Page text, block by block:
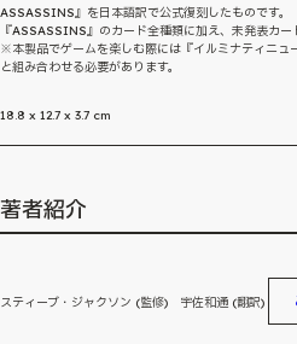
ASSASSINS』を日本語訳で公式復刻したものです。
『ASSASSINS』のカード全種類に加え、未発表カー
※本製品でゲームを楽しむ際には『イルミナティニュ
と組み合わせる必要があります。
18.8 x 12.7 x 3.7 cm
著者紹介
スティーブ・ジャクソン (監修) 宇佐和通 (翻訳)